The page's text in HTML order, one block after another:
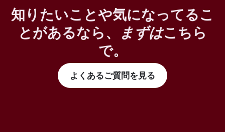
知りたいことや気になってるこ
とがあるなら、
まずはこちら
で。
よくあるご質問を見る